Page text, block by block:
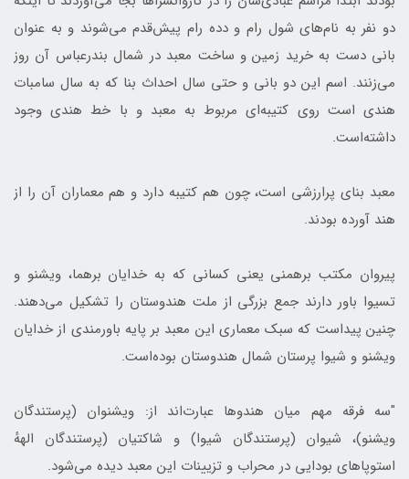
ﺩﻭ ﻧﻔﺮ ﺑﻪ ﻧﺎﻡ‌ﻫﺎی ﺷﻮﻝ ﺭﺍﻡ ﻭ ﺩﺩﻩ ﺭﺍﻡ ﭘﻴﺶ‌ﻗﺪﻡ می‌ﺷﻮﻧﺪ ﻭ ﺑﻪ ﻋﻨﻮﺍﻥ
بانی ﺩﺳﺖ ﺑﻪ ﺧﺮﻳﺪ ﺯﻣﻴﻦ ﻭ ﺳﺎﺧﺖ ﻣﻌﺒﺪ ﺩﺭ ﺷﻤﺎﻝ ﺑﻨﺪﺭﻋﺒﺎﺱ ﺁﻥ ﺭﻭﺯ
می‌ﺯﻧﻨﺪ. ﺍﺳﻢ ﺍﻳﻦ ﺩﻭ بانی ﻭ حتی ﺳﺎﻝ ﺍﺣﺪﺍﺙ بنا که ﺑﻪ ﺳﺎﻝ ﺳﺎﻣﺒﺎﺕ
ﻫﻨﺪی ﺍﺳﺖ روی کتیبه‌ای ﻣﺮﺑﻮﻁ ﺑﻪ ﻣﻌﺒﺪ و با ﺧﻂ ﻫﻨﺪی وجود
داشته‌است.
ﻣﻌﺒﺪ ﺑﻨﺎی پرارزشی ﺍﺳﺖ، ﭼﻮﻥ ﻫﻢ کتیبه ﺩﺍﺭﺩ ﻭ ﻫﻢ ﻣﻌﻤﺎﺭﺍﻥ ﺁﻥ ﺭﺍ ﺍﺯ
ﻫﻨﺪ ﺁﻭﺭﺩﻩ بودند.
پیروان مکتب برهمنی یعنی کسانی که به خدایان برهما، ویشنو و
تسیوا باور دارند جمع بزرگی از ملت هندوستان را تشکیل می‌دهند.
چنین پیداست که سبک معماری این معبد بر پایه باورمندی از خدایان
ویشنو و شیوا پرستان شمال هندوستان بوده‌است.
"سه فرقه مهم میان هندوها عبارت‌اند از: ویشنوان (پرستندگان
ویشنو)، شیوان (پرستندگان شیوا) و شاکتیان (پرستندگان الههٔ
استوپاهای بودایی در محراب و تزیینات این معبد دیده می‌شود.